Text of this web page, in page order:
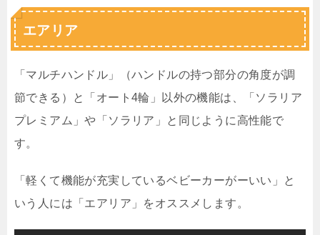
エアリア
「マルチハンドル」（ハンドルの持つ部分の角度が調
節できる）と「オート4輪」以外の機能は、「ソラリア
プレミアム」や「ソラリア」と同じように高性能で
す。
「軽くて機能が充実しているベビーカーがーいい」と
いう人には「エアリア」をオススメします。